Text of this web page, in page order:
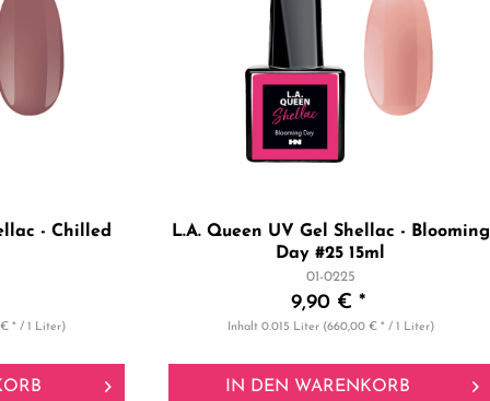
- Chilled
* / 1 Liter)
L.A. Queen UV Gel Shellac - Blooming
Day #25 15ml
01-0225
9,90 € *
Inhalt 0.015 Liter (660,00 € * / 1 Liter)
IN DEN WARENKORB